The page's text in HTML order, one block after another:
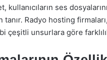
ses
Radyo hosting
çeşitli unsurlara göre